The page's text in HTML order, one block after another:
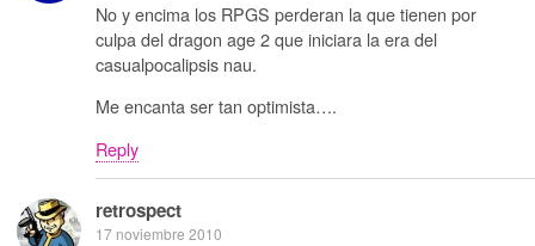
No y encima los RPGS perderan la que tienen por
culpa del dragon age 2 que iniciara la era del
casualpocalipsis nau.
Me encanta ser tan optimista….
Reply
retrospect
17 noviembre 2010